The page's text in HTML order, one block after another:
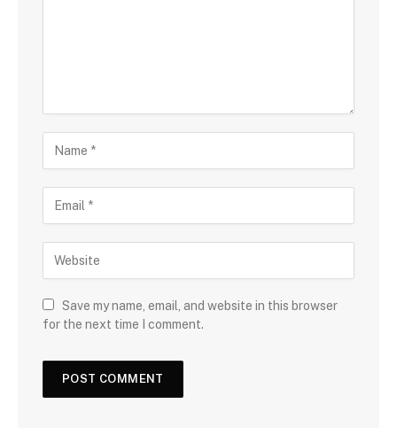
Save my name, email, and website in this browser
for the next time I comment.